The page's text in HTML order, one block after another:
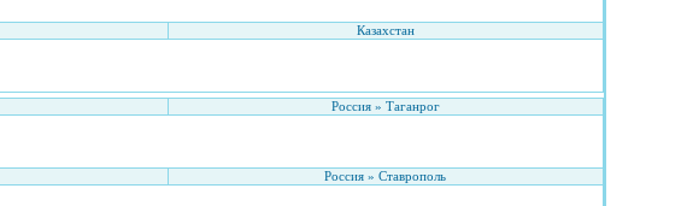
Казахстан
Россия » Таганрог
Россия » Ставрополь